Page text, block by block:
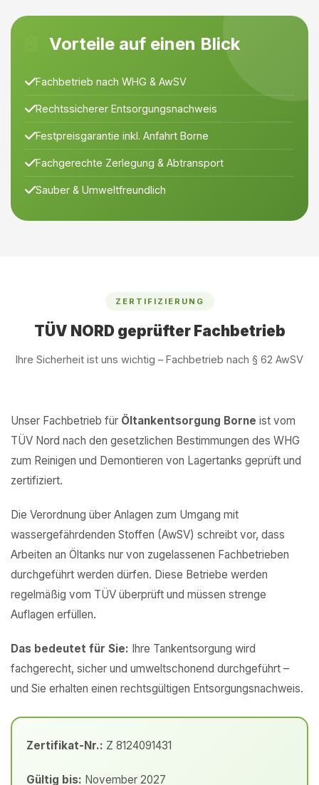
Vorteile auf einen Blick
Fachbetrieb nach WHG & AwSV
Rechtssicherer Entsorgungsnachweis
Festpreisgarantie inkl. Anfahrt Borne
Fachgerechte Zerlegung & Abtransport
Sauber & Umweltfreundlich
ZERTIFIZIERUNG
TÜV NORD geprüfter Fachbetrieb
Ihre Sicherheit ist uns wichtig – Fachbetrieb nach § 62 AwSV
Unser Fachbetrieb für Öltankentsorgung Borne ist vom
TÜV Nord nach den gesetzlichen Bestimmungen des WHG
zum Reinigen und Demontieren von Lagertanks geprüft und
zertifiziert.
Die Verordnung über Anlagen zum Umgang mit
wassergefährdenden Stoffen (AwSV) schreibt vor, dass
Arbeiten an Öltanks nur von zugelassenen Fachbetrieben
durchgeführt werden dürfen. Diese Betriebe werden
regelmäßig vom TÜV überprüft und müssen strenge
Auflagen erfüllen.
Das bedeutet für Sie: Ihre Tankentsorgung wird
fachgerecht, sicher und umweltschonend durchgeführt –
und Sie erhalten einen rechtsgültigen Entsorgungsnachweis.
Zertifikat-Nr.: Z 8124091431
Gültig bis: November 2027